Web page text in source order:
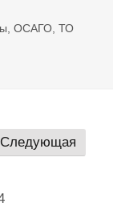
ОСАГО, ТО
Следующая